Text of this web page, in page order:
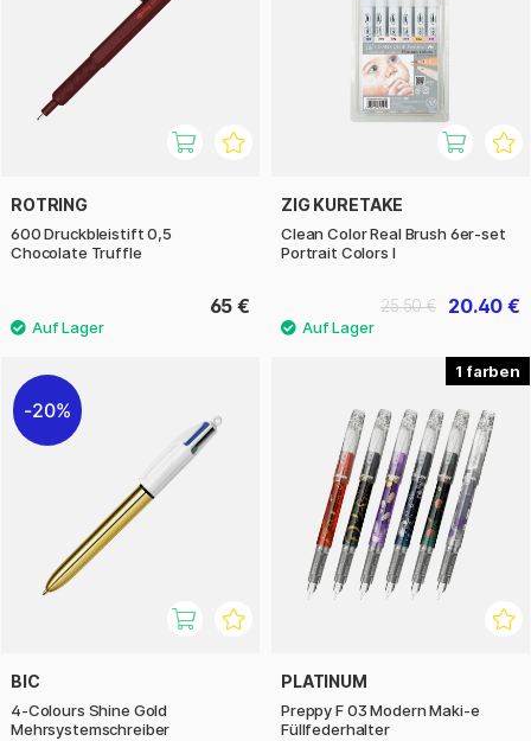
ROTRING
600 Druckbleistift 0,5
Chocolate Truffle
65 €
ZIG KURETAKE
Clean Color Real Brush 6er-set
Portrait Colors I
20.40 €
25.50 €
20%
BIC
4-Colours Shine Gold
Mehrsystemschreiber
1
PLATINUM
Preppy F 03 Modern Maki-e
Füllfederhalter